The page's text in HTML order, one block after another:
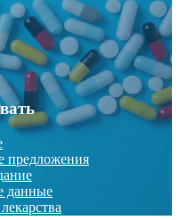
предложения
данные